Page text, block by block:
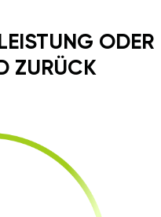
ODER
ZURÜCK